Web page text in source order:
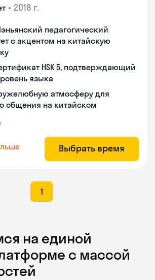
• 2018 г.
педагогический
с акцентом на китайскую
HSK 5, подтверждающий
языка
атмосферу для
общения на китайском
Выбрать время
1
на единой
с массой